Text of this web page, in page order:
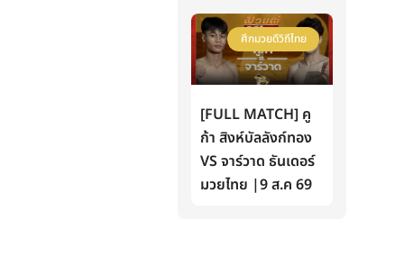
ศึกมวยดีวิถีไทย
[FULL MATCH] คู
ก้า สิงห์บัลลังก์ทอง
VS จาร์วาด ธันเดอร์
มวยไทย |9 ส.ค 69